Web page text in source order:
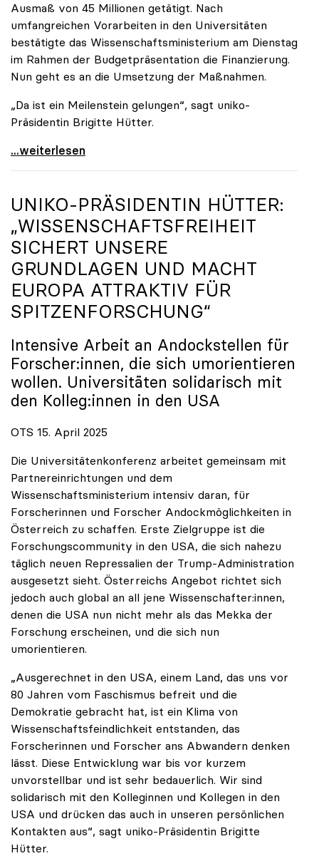
Ausmaß von 45 Millionen getätigt. Nach
umfangreichen Vorarbeiten in den Universitäten
bestätigte das Wissenschaftsministerium am Dienstag
im Rahmen der Budgetpräsentation die Finanzierung.
Nun geht es an die Umsetzung der Maßnahmen.
„Da ist ein Meilenstein gelungen“, sagt uniko-
Präsidentin Brigitte Hütter.
Universitäten wappnen sich gegen zunehmende Gefahr
...weiterlesen
UNIKO-PRÄSIDENTIN HÜTTER:
„WISSENSCHAFTSFREIHEIT
SICHERT UNSERE
GRUNDLAGEN UND MACHT
EUROPA ATTRAKTIV FÜR
SPITZENFORSCHUNG“
Intensive Arbeit an Andockstellen für
Forscher:innen, die sich umorientieren
wollen. Universitäten solidarisch mit
den Kolleg:innen in den USA
OTS 15. April 2025
Die Universitätenkonferenz arbeitet gemeinsam mit
Partnereinrichtungen und dem
Wissenschaftsministerium intensiv daran, für
Forscherinnen und Forscher Andockmöglichkeiten in
Österreich zu schaffen. Erste Zielgruppe ist die
Forschungscommunity in den USA, die sich nahezu
täglich neuen Repressalien der Trump-Administration
ausgesetzt sieht. Österreichs Angebot richtet sich
jedoch auch global an all jene Wissenschafter:innen,
denen die USA nun nicht mehr als das Mekka der
Forschung erscheinen, und die sich nun
umorientieren.
„Ausgerechnet in den USA, einem Land, das uns vor
80 Jahren vom Faschismus befreit und die
Demokratie gebracht hat, ist ein Klima von
Wissenschaftsfeindlichkeit entstanden, das
Forscherinnen und Forscher ans Abwandern denken
lässt. Diese Entwicklung war bis vor kurzem
unvorstellbar und ist sehr bedauerlich. Wir sind
solidarisch mit den Kolleginnen und Kollegen in den
USA und drücken das auch in unseren persönlichen
Kontakten aus“, sagt uniko-Präsidentin Brigitte
Hütter.